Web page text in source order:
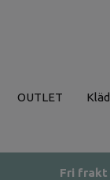
OUTLET
Fri frakt